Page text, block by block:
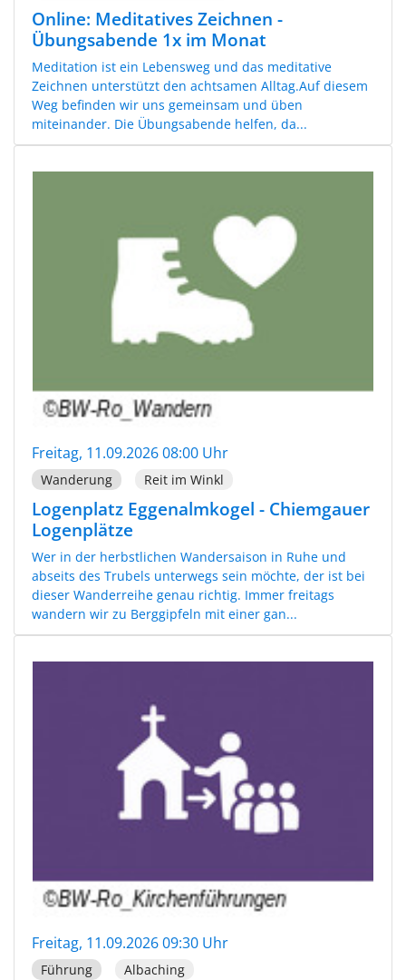
Online: Meditatives Zeichnen -
Übungsabende 1x im Monat
Meditation ist ein Lebensweg und das meditative
Zeichnen unterstützt den achtsamen Alltag.Auf diesem
Weg befinden wir uns gemeinsam und üben
miteinander. Die Übungsabende helfen, da...
Freitag, 11.09.2026 08:00 Uhr
Wanderung Reit im Winkl
Logenplatz Eggenalmkogel - Chiemgauer
Logenplätze
Wer in der herbstlichen Wandersaison in Ruhe und
abseits des Trubels unterwegs sein möchte, der ist bei
dieser Wanderreihe genau richtig. Immer freitags
wandern wir zu Berggipfeln mit einer gan...
Freitag, 11.09.2026 09:30 Uhr
Führung Albaching